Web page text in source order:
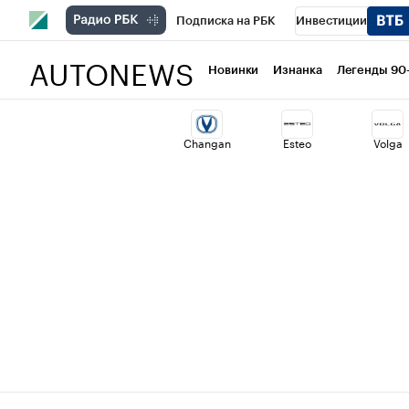
Подписка на РБК Инвестиции
Национальные проекты Город
Кредитные рейтинги Франшизы
AUTONEWS Новинки Изнанка Легенды
Changan Esteo Volga